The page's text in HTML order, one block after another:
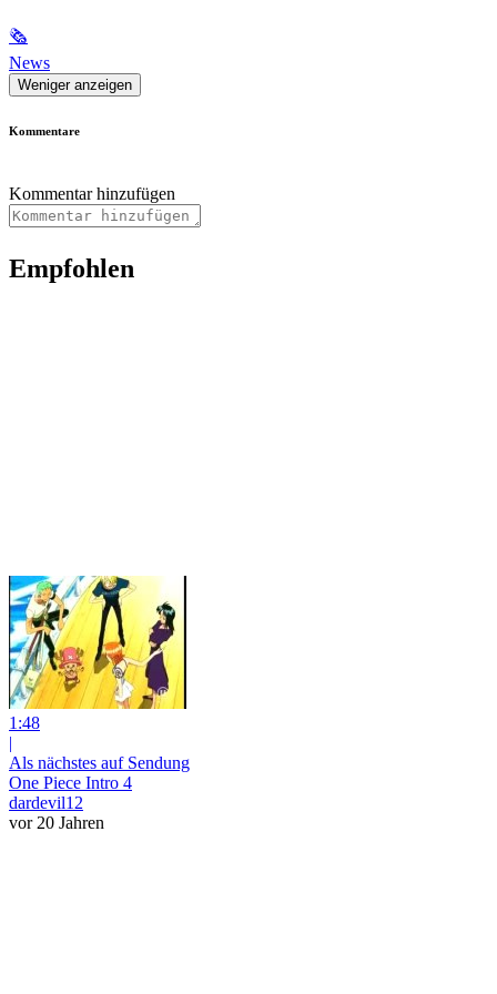
🗞
News
Weniger anzeigen
Kommentare
Kommentar hinzufügen
Empfohlen
1:48
|
Als nächstes auf Sendung
One Piece Intro 4
dardevil12
vor 20 Jahren